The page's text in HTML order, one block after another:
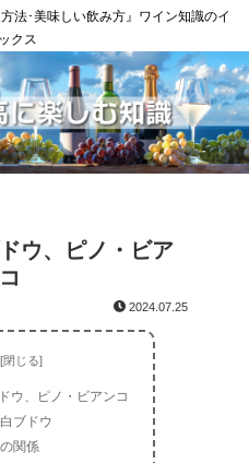
法･美味しい飲み方』ワイン知識のイ
クス
ウ、ピノ・ビア
2024.07.25
ウ、ピノ・ビアンコ
ブドウ
関係